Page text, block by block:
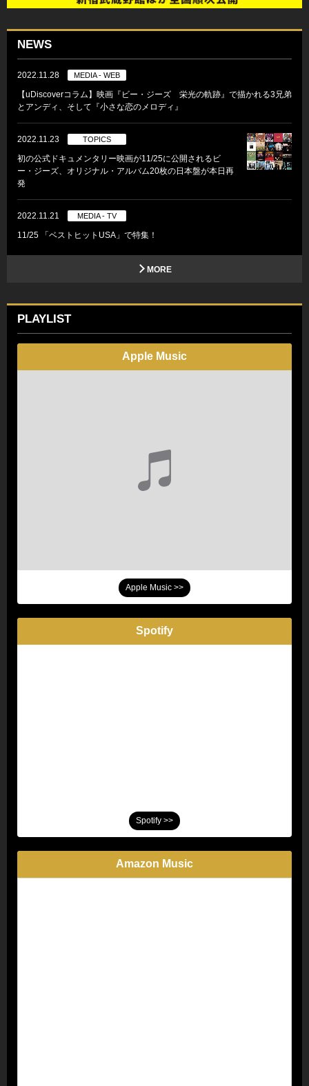
NEWS
2022.11.28 MEDIA - WEB
【uDiscoverコラム】映画『ビー・ジーズ 栄光の軌跡』で描かれる3兄弟
とアンディ、そして『小さな恋のメロディ』
2022.11.23 TOPICS
初の公式ドキュメンタリー映画が11/25に公開されるビ
ー・ジーズ、オリジナル・アルバム20枚の日本盤が本日再
発
2022.11.21 MEDIA - TV
11/25 「ベストヒットUSA」で特集！
MORE
PLAYLIST
Apple Music
Apple Music >>
Spotify
Spotify >>
Amazon Music